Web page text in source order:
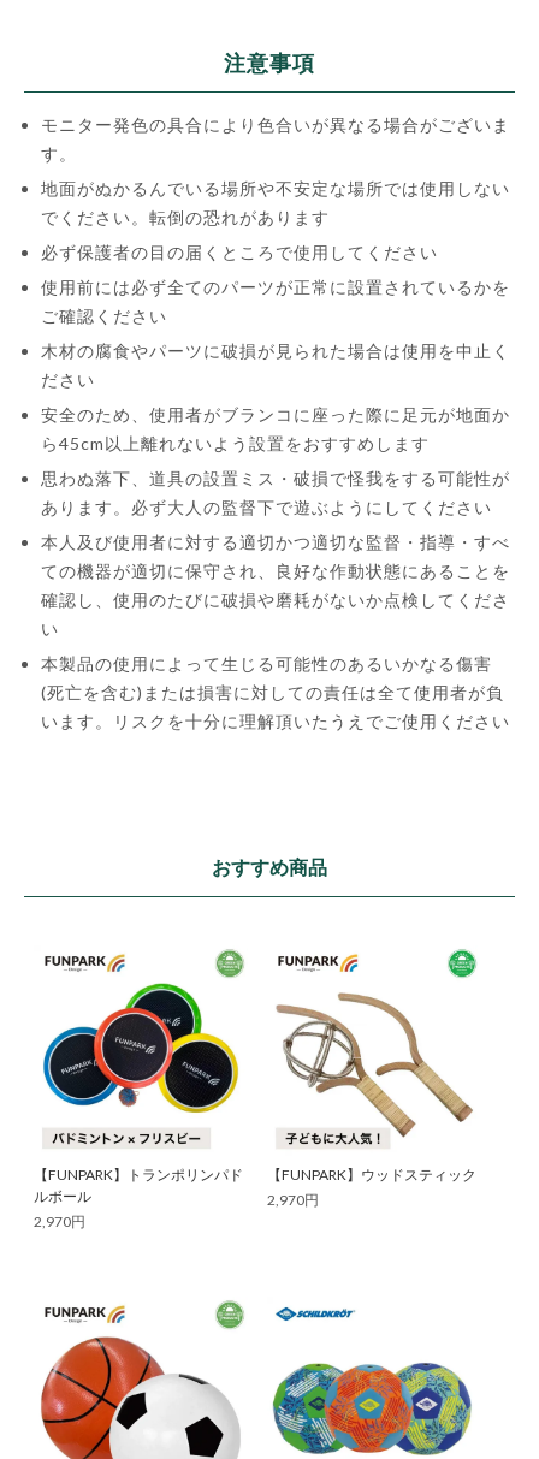
注意事項
モニター発色の具合により色合いが異なる場合がございま
す。
地面がぬかるんでいる場所や不安定な場所では使用しない
でください。転倒の恐れがあります
必ず保護者の目の届くところで使用してください
使用前には必ず全てのパーツが正常に設置されているかを
ご確認ください
木材の腐食やパーツに破損が見られた場合は使用を中止く
ださい
安全のため、使用者がブランコに座った際に足元が地面か
ら45cm以上離れないよう設置をおすすめします
思わぬ落下、道具の設置ミス・破損で怪我をする可能性が
あります。必ず大人の監督下で遊ぶようにしてください
本人及び使用者に対する適切かつ適切な監督・指導・すべ
ての機器が適切に保守され、良好な作動状態にあることを
確認し、使用のたびに破損や磨耗がないか点検してくださ
い
本製品の使用によって生じる可能性のあるいかなる傷害
(死亡を含む)または損害に対しての責任は全て使用者が負
います。リスクを十分に理解頂いたうえでご使用ください
おすすめ商品
【FUNPARK】トランポリンパド
ルボール
2,970円
【FUNPARK】ウッドスティック
2,970円